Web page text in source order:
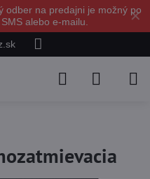
✕
odber na predajni je možný po
alebo e-mailu.